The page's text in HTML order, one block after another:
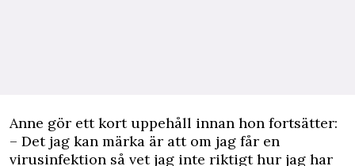
Anne gör ett kort uppehåll innan hon fortsätter:
– Det jag kan märka är att om jag får en
virusinfektion så vet jag inte riktigt hur jag har